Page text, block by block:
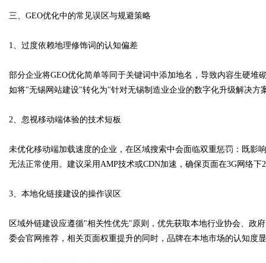
三、GEO优化中的常见误区与规避策略
1、过度依赖地理修饰词的认知偏差
部分企业将GEO优化简单等同于关键词中添加地名，导致内容生硬
如将"无锡网站建设"转化为"针对无锡制造业企业的数字化升级解决方
2、忽视移动端体验的技术短板
未优化移动端加载速度的企业，在区域搜索中会面临双重惩罚：既影
无法正常使用。建议采用AMP技术或CDN加速，确保页面在3G网络下
3、本地化链接建设的操作误区
区域外链建设应遵循"相关性优先"原则，优先获取本地行业协会、政
委会官网推荐，相关页面权重提升的同时，品牌在本地市场的认知度